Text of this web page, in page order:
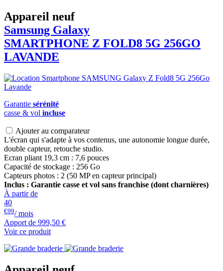
Appareil neuf
Samsung Galaxy
SMARTPHONE Z FOLD8 5G 256GO
LAVANDE
Garantie sérénité
casse & vol incluse
Ajouter au comparateur
L'écran qui s'adapte à vos contenus, une autonomie longue durée,
double capteur, retouche studio.
Ecran pliant 19,3 cm : 7,6 pouces
Capacité de stockage : 256 Go
Capteurs photos : 2 (50 MP en capteur principal)
Inclus : Garantie casse et vol sans franchise (dont charnières)
À partir de
40
€99/ mois
Apport de 999,50 €
Voir ce produit